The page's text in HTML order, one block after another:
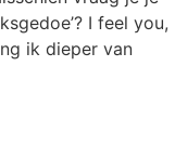
I feel you,
ik dieper van